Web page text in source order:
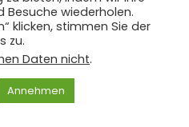
Besuche wiederholen.
klicken, stimmen Sie der
zu.
Daten nicht.
Annehmen